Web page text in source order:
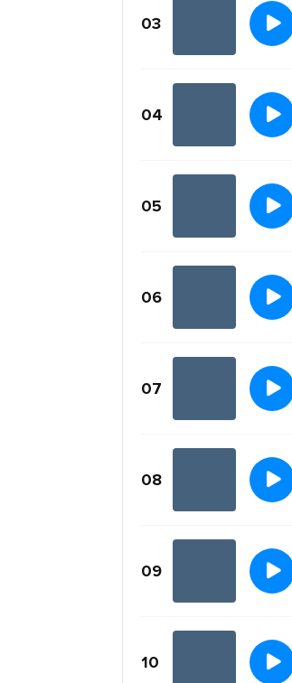
03
04
05
06
07
08
09
10